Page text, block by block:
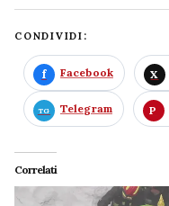
CONDIVIDI:
Facebook
Telegram
Correlati